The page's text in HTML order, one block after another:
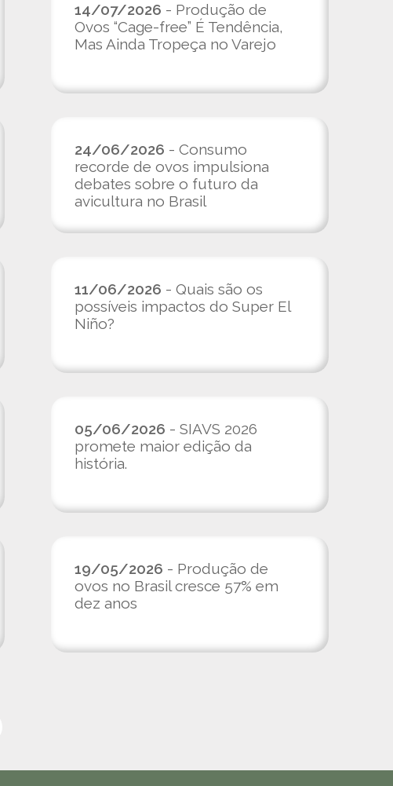
14/07/2026 - Produção de
Ovos “Cage-free” É Tendência,
Mas Ainda Tropeça no Varejo
24/06/2026 - Consumo
recorde de ovos impulsiona
debates sobre o futuro da
avicultura no Brasil
11/06/2026 - Quais são os
possíveis impactos do Super El
Niño?
05/06/2026 - SIAVS 2026
promete maior edição da
história.
19/05/2026 - Produção de
ovos no Brasil cresce 57% em
dez anos